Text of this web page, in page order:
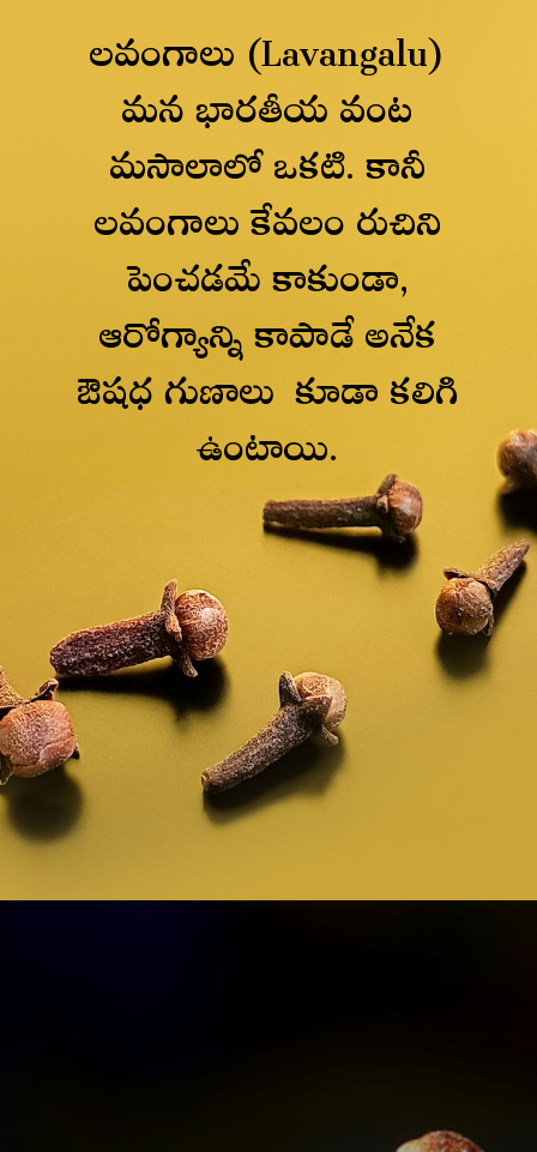
లవంగాలు (Lavangalu)
మన భారతీయ వంట
మసాలాలో ఒకటి. కానీ
లవంగాలు కేవలం రుచిని
పెంచడమే కాకుండా,
ఆరోగ్యాన్ని కాపాడే అనేక
ఔషధ గుణాలు కూడా కలిగి
ఉంటాయి.